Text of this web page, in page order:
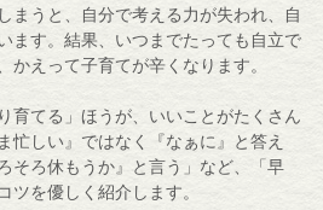
まうと、自分で考える力が失われ、自
ます。結果、いつまでたっても自立で
かえって子育てが辛くなります。
育てる」ほうが、いいことがたくさん
忙しい』ではなく『なぁに』と答え
そろ休もうか』と言う」など、「早
ツを優しく紹介します。